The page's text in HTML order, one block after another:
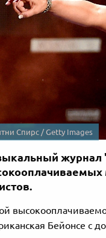
Спирс / Getty Images
журнал
Бейонсе с